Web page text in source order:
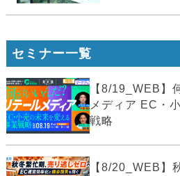
セミナー一覧
【8/19_WEB】
メディア EC・
戦略
【8/20_WEB】